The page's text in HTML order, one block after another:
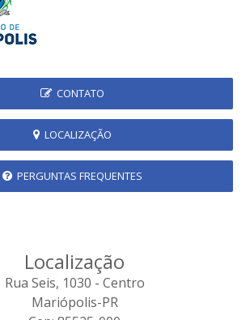
CONTATO
LOCALIZAÇÃO
PERGUNTAS FREQUENTES
Localização
Rua Seis, 1030 - Centro
Mariópolis-PR